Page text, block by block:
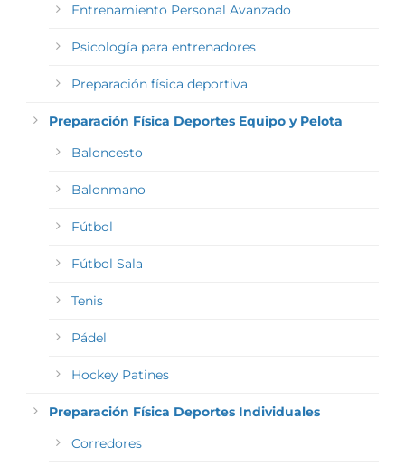
Entrenamiento Personal Avanzado
Psicología para entrenadores
Preparación física deportiva
Preparación Física Deportes Equipo y Pelota
Baloncesto
Balonmano
Fútbol
Fútbol Sala
Tenis
Pádel
Hockey Patines
Preparación Física Deportes Individuales
Corredores